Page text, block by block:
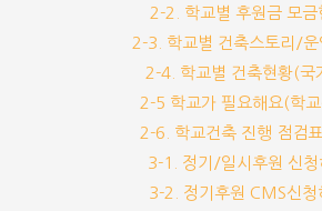
2-2. 학교별 후원금 모금
2-3. 학교별 건축스토리/운
2-4. 학교별 건축현황(국
2-5 학교가 필요해요(학
2-6. 학교건축 진행 점검
3-1. 정기/일시후원 신청
3-2. 정기후원 CMS신청